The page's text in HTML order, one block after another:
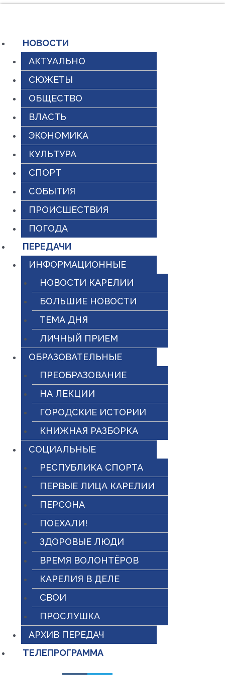
содержимому
НОВОСТИ
АКТУАЛЬНО
СЮЖЕТЫ
ОБЩЕСТВО
ВЛАСТЬ
ЭКОНОМИКА
КУЛЬТУРА
СПОРТ
СОБЫТИЯ
ПРОИСШЕСТВИЯ
ПОГОДА
ПЕРЕДАЧИ
ИНФОРМАЦИОННЫЕ
НОВОСТИ КАРЕЛИИ
БОЛЬШИЕ НОВОСТИ
ТЕМА ДНЯ
ЛИЧНЫЙ ПРИЕМ
ОБРАЗОВАТЕЛЬНЫЕ
ПРЕОБРАЗОВАНИЕ
НА ЛЕКЦИИ
ГОРОДСКИЕ ИСТОРИИ
КНИЖНАЯ РАЗБОРКА
СОЦИАЛЬНЫЕ
РЕСПУБЛИКА СПОРТА
ПЕРВЫЕ ЛИЦА КАРЕЛИИ
ПЕРСОНА
ПОЕХАЛИ!
ЗДОРОВЫЕ ЛЮДИ
ВРЕМЯ ВОЛОНТЁРОВ
КАРЕЛИЯ В ДЕЛЕ
СВОИ
ПРОСЛУШКА
АРХИВ ПЕРЕДАЧ
ТЕЛЕПРОГРАММА